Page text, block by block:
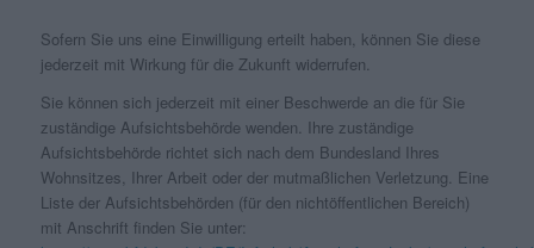
Sofern Sie uns eine Einwilligung erteilt haben, können Sie diese
jederzeit mit Wirkung für die Zukunft widerrufen.
Sie können sich jederzeit mit einer Beschwerde an die für Sie
zuständige Aufsichtsbehörde wenden. Ihre zuständige
Aufsichtsbehörde richtet sich nach dem Bundesland Ihres
Wohnsitzes, Ihrer Arbeit oder der mutmaßlichen Verletzung. Eine
Liste der Aufsichtsbehörden (für den nichtöffentlichen Bereich)
mit Anschrift finden Sie unter: